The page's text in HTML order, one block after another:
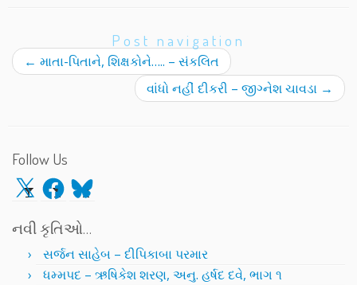
Post navigation
← માતા-પિતાને, શિક્ષકોને….. – સંકલિત
વાંધો નહીં દીકરી – જીગ્નેશ ચાવડા →
Follow Us
X Facebook
Bluesky
નવી કૃતિઓ…
સર્જન સાહેબ – દીપિકાબા પરમાર
ધમ્મપદ – ઋષિકેશ શરણ, અનુ. હર્ષદ દવે, ભાગ ૧